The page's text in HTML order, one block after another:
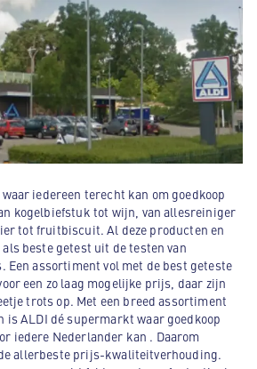
iedereen terecht kan om goedkoop
kogelbiefstuk tot wijn, van allesreiniger
tot fruitbiscuit. Al deze producten en
beste getest uit de testen van
Een assortiment vol met de best geteste
een zo laag mogelijke prijs, daar zijn
trots op. Met een breed assortiment
is ALDI dé supermarkt waar goedkoop
iedere Nederlander kan . Daarom
allerbeste prijs-kwaliteitverhouding.